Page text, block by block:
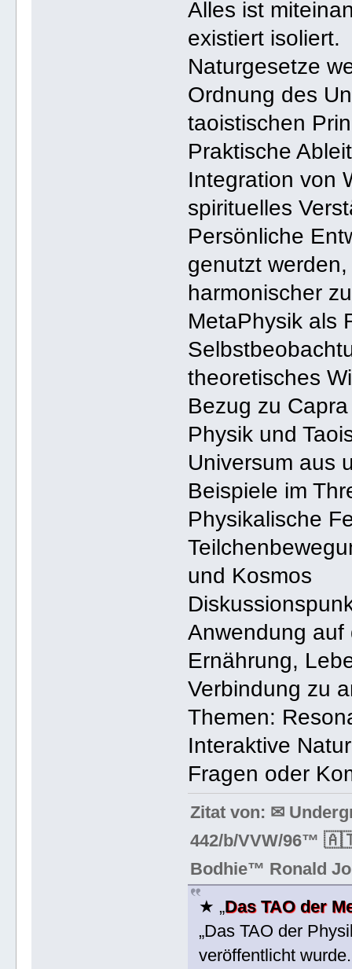
Alles ist
existiert isoliert.
Naturgesetze
Ordnung des
taoistischen
Praktische
Integration von
spirituelles
Persönliche
genutzt
harmonischer
MetaPhysik als
theoretisches
Bezug zu Capra
Physik und
Universum aus
Beispiele im
Physikalische
und Kosmos
Anwendung
Ernährung,
Verbindung zu
Themen:
Interaktive
Fragen oder
Zitat von: ✉
442/b/VVW/96™
Bodhie™ Ronald
★ „Das TAO der
„Das TAO der
veröffentlicht